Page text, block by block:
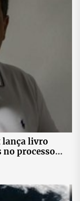
lança livro
processo